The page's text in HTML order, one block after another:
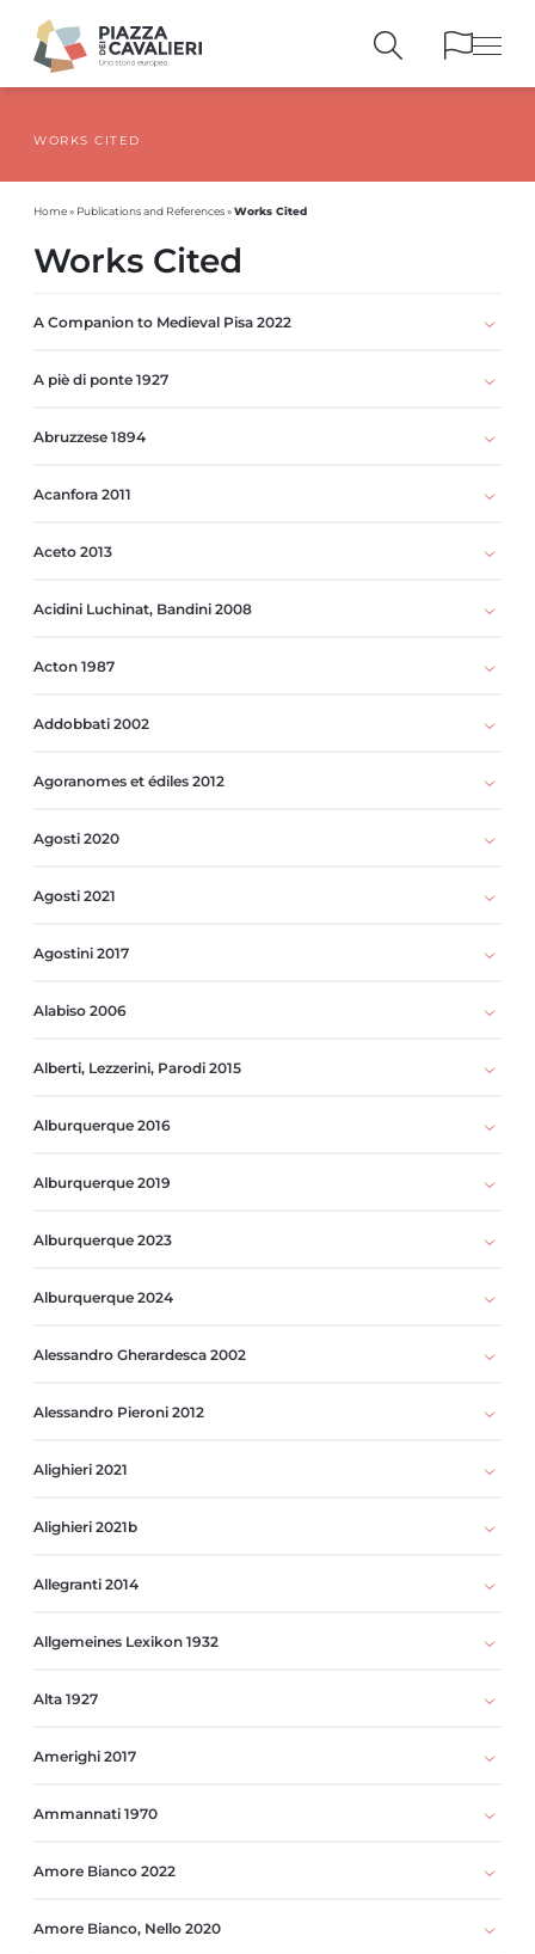
PUBLICATIONSAND REFERENCES
WORKS CITED
Home» Publications and References»Works Cited
Works Cited
A Companion to Medieval Pisa 2022
A piè di ponte 1927
Abruzzese 1894
Acanfora 2011
Aceto 2013
Acidini Luchinat, Bandini 2008
Acton 1987
Addobbati 2002
Agoranomes et édiles 2012
Agosti 2020
Agosti 2021
Agostini 2017
Alabiso 2006
Alberti, Lezzerini, Parodi 2015
Alburquerque 2016
Alburquerque 2019
Alburquerque 2023
Alburquerque 2024
Alessandro Gherardesca 2002
Alessandro Pieroni 2012
Alighieri 2021
Alighieri 2021b
Allegranti 2014
Allgemeines Lexikon 1932
Alta 1927
Amerighi 2017
Ammannati 1970
Amore Bianco 2022
Amore Bianco, Nello 2020